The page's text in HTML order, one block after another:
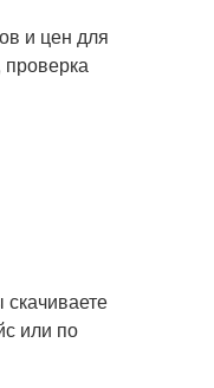
и цен для
проверка
или по